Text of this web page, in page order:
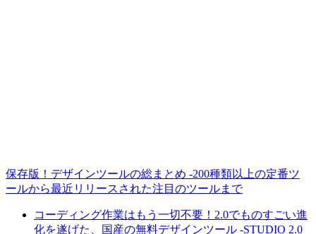
保存版！デザインツールの総まとめ -200種類以上の定番ツ
ールから最近リリースされた注目のツールまで
コーディング作業はもう一切不要！2.0でものすごい進
化を遂げた、国産の無料デザインツール -STUDIO 2.0